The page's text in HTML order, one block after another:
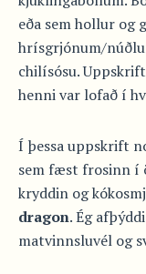
eða sem hollur og
hrísgrjónum/
chilísósu.
henni var lofað í
Í þessa uppskrift
sem fæst frosinn í
kryddin og
dragon. Ég
matvinnsluvél og